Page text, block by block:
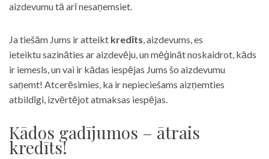
aizdevumu tā arī nesaņemsiet.
Ja tiešām Jums ir atteikt kredīts, aizdevums, es
ieteiktu sazināties ar aizdevēju, un mēģināt noskaidrot, kāds
ir iemesls, un vai ir kādas iespējas Jums šo aizdevumu
saņemt! Atcerēsimies, ka ir nepieciešams aizņemties
atbildīgi, izvērtējot atmaksas iespējas.
Kādos gadījumos – ātrais
kredīts!